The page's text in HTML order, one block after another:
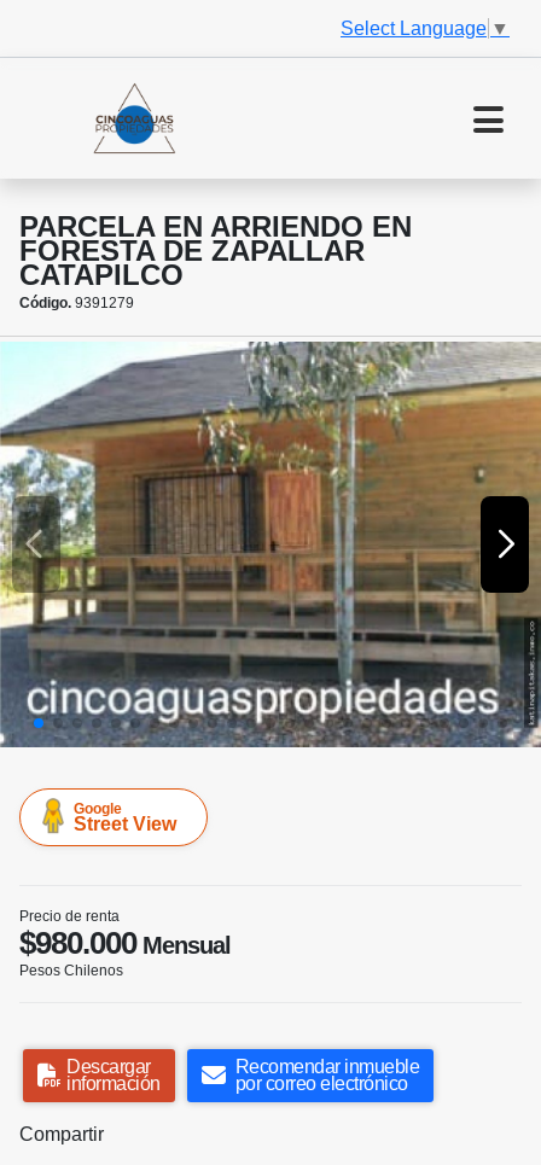
Select Language ▼
PARCELA EN ARRIENDO EN
FORESTA DE ZAPALLAR
CATAPILCO
Código. 9391279
Google
Street View
Precio de renta
$980.000Mensual
Pesos Chilenos
Descargar
información
Recomendar inmueble
por correo electrónico
Compartir